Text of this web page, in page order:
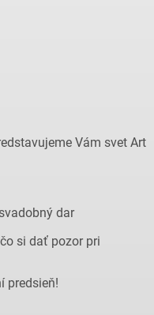
Vám svet Art
dar
si dať pozor pri
predsieň!